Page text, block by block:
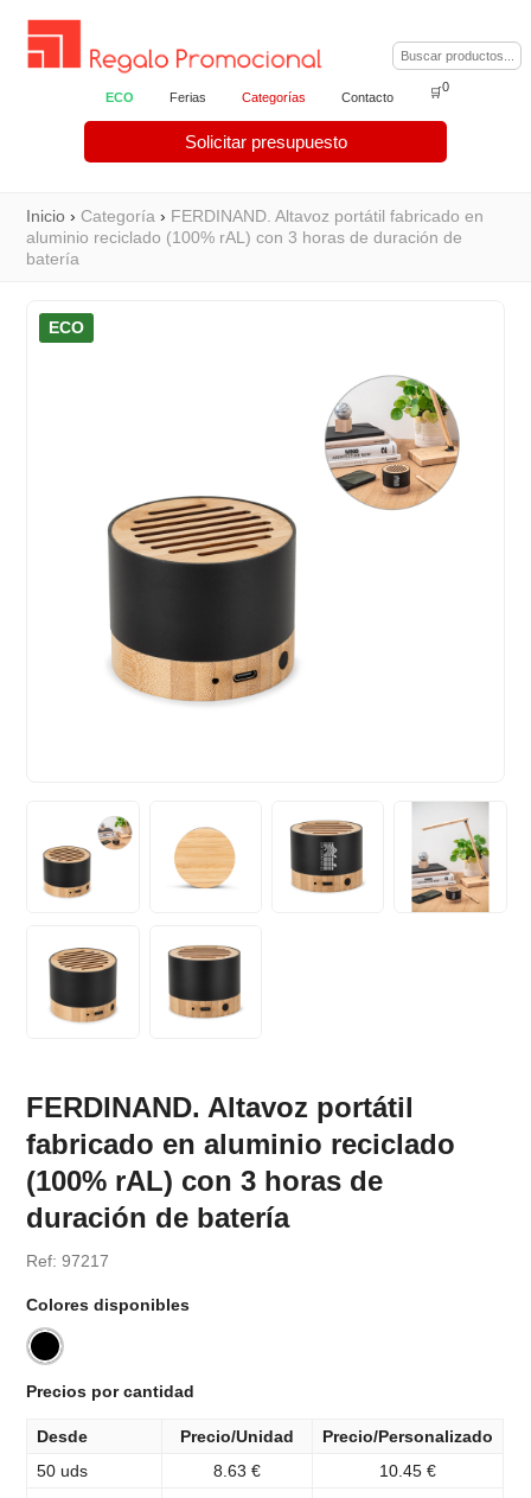
ECO Ferias Categorías Contacto
Solicitar presupuesto
🛒0
Inicio ›Categoría › FERDINAND. Altavoz portátil fabricado en
aluminio reciclado (100% rAL) con 3 horas de duración de
batería
ECO
FERDINAND. Altavoz portátil
fabricado en aluminio reciclado
(100% rAL) con 3 horas de
duración de batería
Ref: 97217
Colores disponibles
Precios por cantidad
Desde Precio/Unidad
Precio/Personalizado
50 uds
8.63 €
10.45 €